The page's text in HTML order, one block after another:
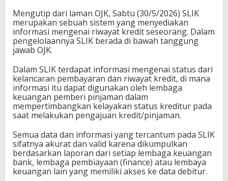
Mengutip dari laman OJK, Sabtu (30/5/2026) SLIK
merupakan sebuah sistem yang menyediakan
informasi mengenai riwayat kredit seseorang. Dalam
pengelolaannya SLIK berada di bawah tanggung
jawab OJK.
Dalam SLIK terdapat informasi mengenai status dari
kelancaran pembayaran dan riwayat kredit, di mana
informasi itu dapat digunakan oleh lembaga
keuangan pemberi pinjaman dalam
mempertimbangkan kelayakan status kreditur pada
saat melakukan pengajuan kredit/pinjaman.
Semua data dan informasi yang tercantum pada SLIK
sifatnya akurat dan valid karena dikumpulkan
berdasarkan laporan dari setiap lembaga keuangan
bank, lembaga pembiayaan (finance) atau lembaya
keuangan lain yang memiliki akses ke data debitur.